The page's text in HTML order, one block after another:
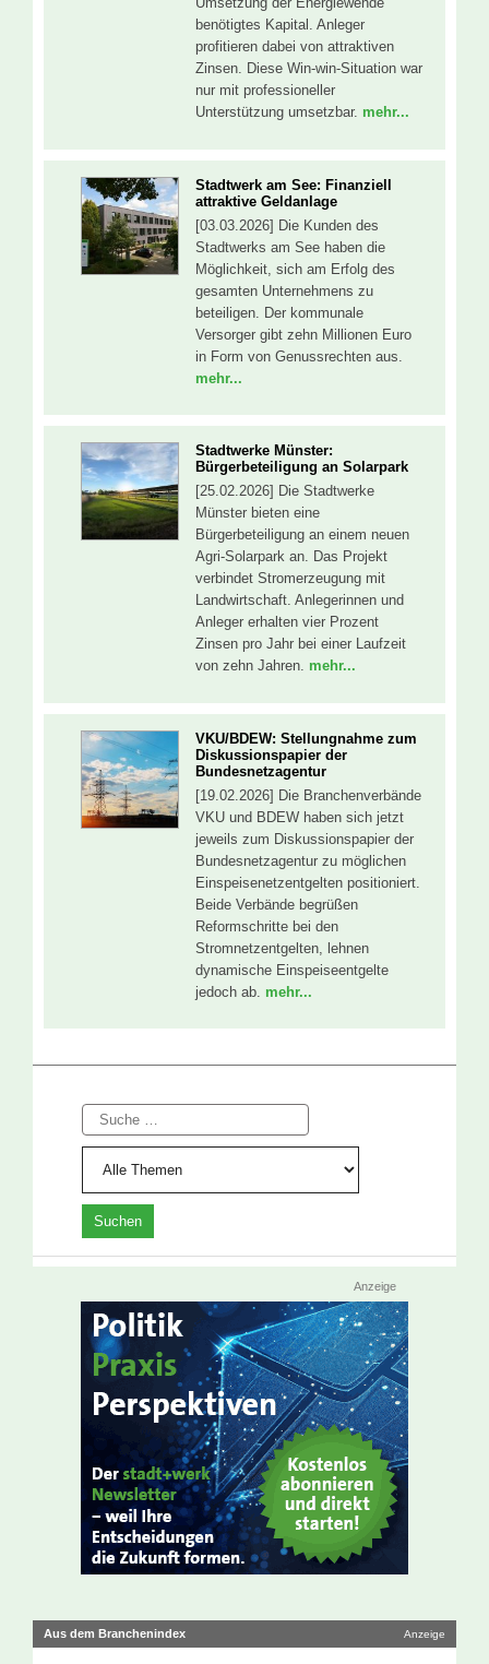
benötigtes Kapital. Anleger
profitieren dabei von attraktiven
Zinsen. Diese Win-win-Situation war
nur mit professioneller
Unterstützung umsetzbar. mehr...
Stadtwerk am See: Finanziell
attraktive Geldanlage
[03.03.2026] Die Kunden des
Stadtwerks am See haben die
Möglichkeit, sich am Erfolg des
gesamten Unternehmens zu
beteiligen. Der kommunale
Versorger gibt zehn Millionen Euro
in Form von Genussrechten aus.
mehr...
Stadtwerke Münster:
Bürgerbeteiligung an Solarpark
[25.02.2026] Die Stadtwerke
Münster bieten eine
Bürgerbeteiligung an einem neuen
Agri-Solarpark an. Das Projekt
verbindet Stromerzeugung mit
Landwirtschaft. Anlegerinnen und
Anleger erhalten vier Prozent
Zinsen pro Jahr bei einer Laufzeit
von zehn Jahren. mehr...
VKU/BDEW: Stellungnahme zum
Diskussionspapier der
Bundesnetzagentur
[19.02.2026] Die Branchenverbände
VKU und BDEW haben sich jetzt
jeweils zum Diskussionspapier der
Bundesnetzagentur zu möglichen
Einspeisenetzentgelten positioniert.
Beide Verbände begrüßen
Reformschritte bei den
Stromnetzentgelten, lehnen
dynamische Einspeiseentgelte
jedoch ab. mehr...
Suche
Anzeige
Aus dem Branchenindex Anzeige